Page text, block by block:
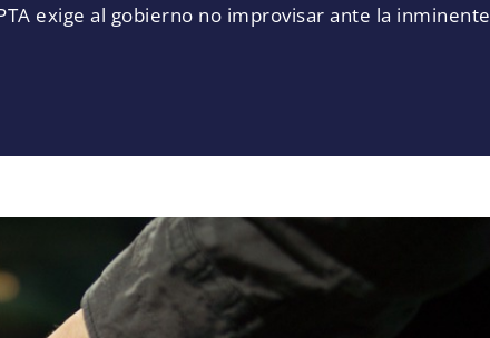
exige al gobierno no improvisar ante la